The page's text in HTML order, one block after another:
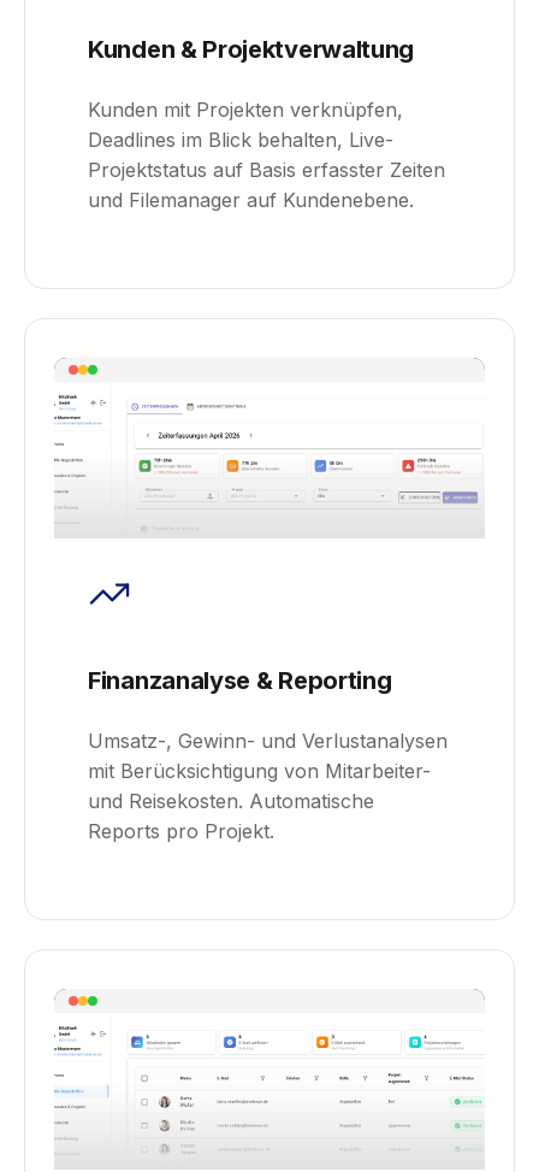
Kunden & Projektverwaltung
Kunden mit Projekten verknüpfen,
Deadlines im Blick behalten, Live-
Projektstatus auf Basis erfasster Zeiten
und Filemanager auf Kundenebene.
Finanzanalyse & Reporting
Umsatz-, Gewinn- und Verlustanalysen
mit Berücksichtigung von Mitarbeiter-
und Reisekosten. Automatische
Reports pro Projekt.